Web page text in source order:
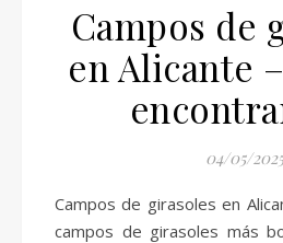
Campos de
en Alicante
04/05/2025
Campos de girasoles en Alicante 🌻 Descubre los
campos de girasoles más